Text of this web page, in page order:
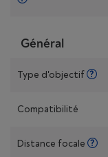
Général
Type d'objectif
Compatibilité
Distance focale